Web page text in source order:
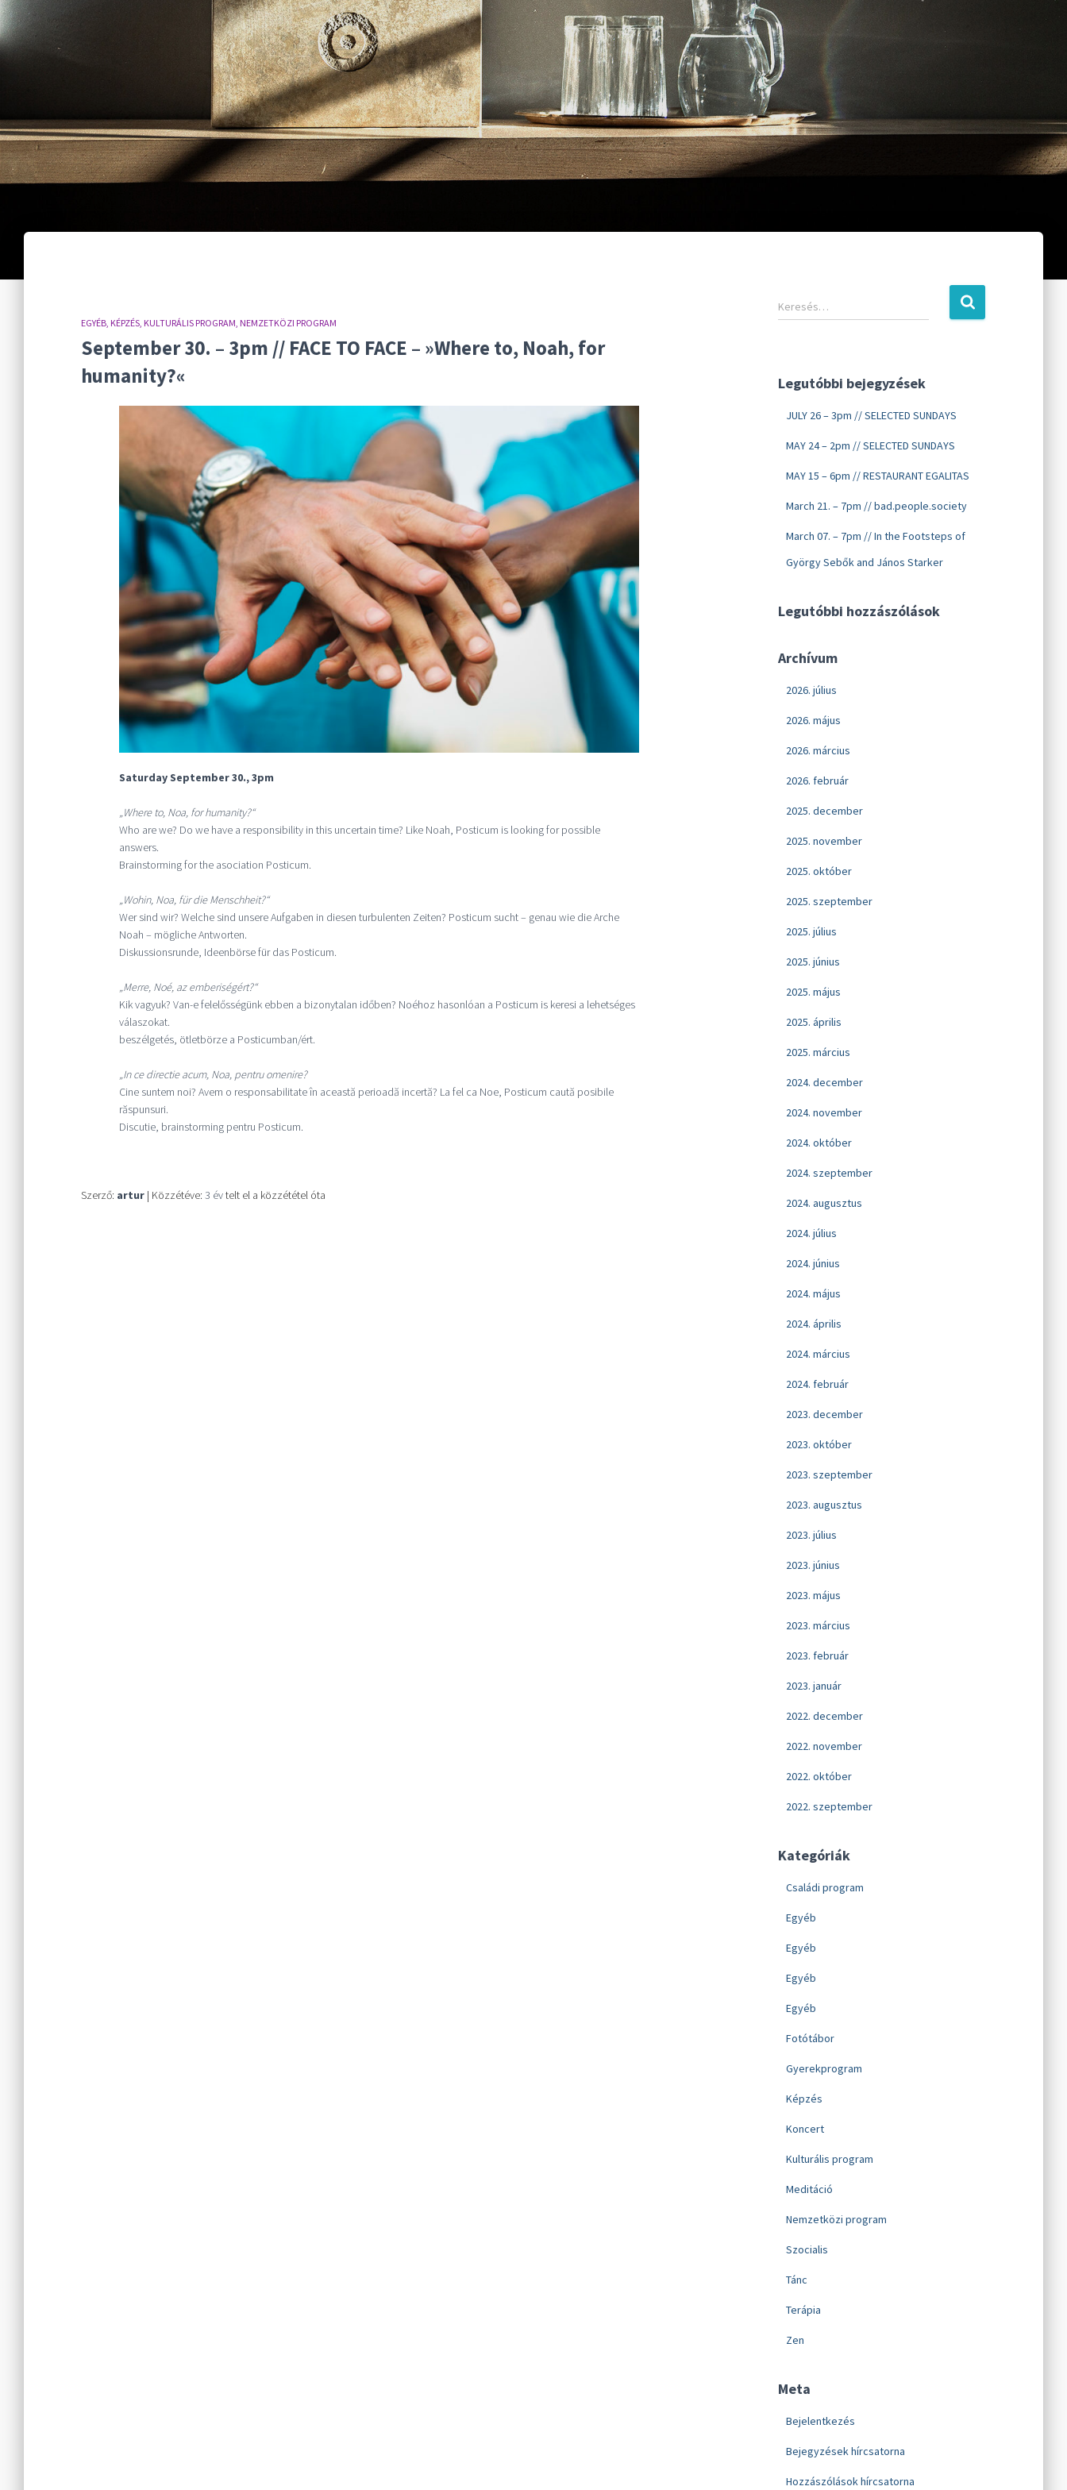
EGYÉB KÉPZÉS KULTURÁLIS PROGRAM NEMZETKÖZI PROGRAM
September 30. – 3pm // FACE TO FACE – »Where to, Noah, for
humanity?«
Saturday September 30., 3pm
„Where to, Noa, for humanity?“
Who are we? Do we have a responsibility in this uncertain time? Like Noah, Posticum is looking for possible
answers.
Brainstorming for the asociation Posticum.
„Wohin, Noa, für die Menschheit?“
Wer sind wir? Welche sind unsere Aufgaben in diesen turbulenten Zeiten? Posticum sucht – genau wie die Arche
Noah – mögliche Antworten.
Diskussionsrunde, Ideenbörse für das Posticum.
„Merre, Noé, az emberiségért?“
Kik vagyuk? Van-e felelősségünk ebben a bizonytalan időben? Noéhoz hasonlóan a Posticum is keresi a lehetséges
válaszokat.
beszélgetés, ötletbörze a Posticumban/ért.
„In ce directie acum, Noa, pentru omenire?
Cine suntem noi? Avem o responsabilitate în această perioadă incertă? La fel ca Noe, Posticum caută posibile
răspunsuri.
Discutie, brainstorming pentru Posticum.
Szerző: artur | Közzétéve: 3 évtelt el a közzététel óta
Keresés…
Legutóbbi bejegyzések
JULY 26 – 3pm // SELECTED SUNDAYS
MAY 24 – 2pm // SELECTED SUNDAYS
MAY 15 – 6pm // RESTAURANT EGALITAS
March 21. – 7pm // bad.people.society
March 07. – 7pm // In the Footsteps of
György Sebők and János Starker
Legutóbbi hozzászólások
Archívum
2026. július
2026. május
2026. március
2026. február
2025. december
2025. november
2025. október
2025. szeptember
2025. július
2025. június
2025. május
2025. április
2025. március
2024. december
2024. november
2024. október
2024. szeptember
2024. augusztus
2024. július
2024. június
2024. május
2024. április
2024. március
2024. február
2023. december
2023. október
2023. szeptember
2023. augusztus
2023. július
2023. június
2023. május
2023. március
2023. február
2023. január
2022. december
2022. november
2022. október
2022. szeptember
Kategóriák
Családi program
Egyéb
Egyéb
Egyéb
Egyéb
Fotótábor
Gyerekprogram
Képzés
Koncert
Kulturális program
Meditáció
Nemzetközi program
Szocialis
Tánc
Terápia
Zen
Meta
Bejelentkezés
Bejegyzések hírcsatorna
Hozzászólások hírcsatorna